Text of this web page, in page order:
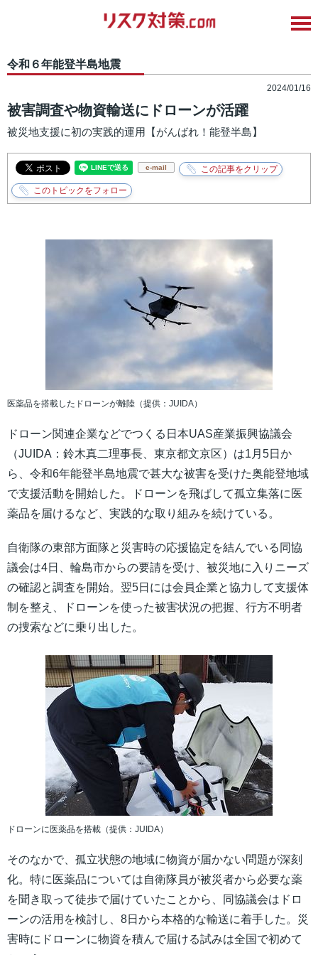
令和６年能登半島地震
2024/01/16
被害調査や物資輸送にドローンが活躍
被災地支援に初の実践的運用【がんばれ！能登半島】
e-mail
医薬品を搭載したドローンが離陸（提供：JUIDA）
ドローン関連企業などでつくる日本UAS産業振興協議会
（JUIDA：鈴木真二理事長、東京都文京区）は1月5日か
ら、令和6年能登半島地震で甚大な被害を受けた奥能登地域
で支援活動を開始した。ドローンを飛ばして孤立集落に医
薬品を届けるなど、実践的な取り組みを続けている。
自衛隊の東部方面隊と災害時の応援協定を結んでいる同協
議会は4日、輪島市からの要請を受け、被災地に入りニーズ
の確認と調査を開始。翌5日には会員企業と協力して支援体
制を整え、ドローンを使った被害状況の把握、行方不明者
の捜索などに乗り出した。
ドローンに医薬品を搭載（提供：JUIDA）
そのなかで、孤立状態の地域に物資が届かない問題が深刻
化。特に医薬品については自衛隊員が被災者から必要な薬
を聞き取って徒歩で届けていたことから、同協議会はドロ
ーンの活用を検討し、8日から本格的な輸送に着手した。災
害時にドローンに物資を積んで届ける試みは全国で初めて